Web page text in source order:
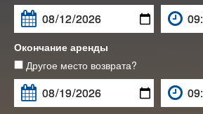
Окончание аренды
Другое место возврата?